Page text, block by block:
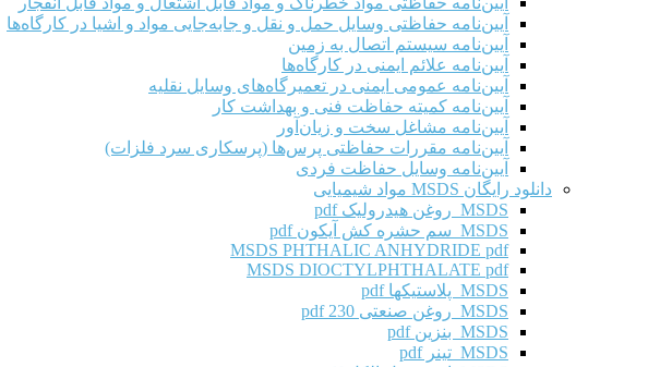
آیین‌نامه حفاظتی وسایل حمل و نقل و جابه‌جایی مواد و اشیا در کارگاه‌ها
آیین‌نامه سیستم اتصال به زمین
آیین‌نامه علائم ایمنی در کارگاه‌ها
آیین‌نامه عمومی ایمنی در تعمیرگاه‌های وسایل نقلیه
آیین‌نامه کمیته حفاظت فنی و بهداشت کار
آیین‌نامه مشاغل سخت و زیان‌آور
آیین‌نامه مقررات حفاظتی پرس‌ها (پرسکاری سرد فلزات)
آیین‌نامه وسایل حفاظت فردی
دانلود رایگان MSDS مواد شیمیایی
MSDS روغن هیدرولیک pdf
MSDS سم حشره کش آیکون pdf
MSDS PHTHALIC ANHYDRIDE pdf
MSDS DIOCTYLPHTHALATE pdf
MSDS پلاستیکها pdf
MSDS روغن صنعتی 230 pdf
MSDS بنزین pdf
MSDS تینر pdf